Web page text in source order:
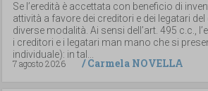
Se l’eredità è accettata con beneficio di
attività a favore dei creditori e dei legatari
diverse modalità. Ai sensi dell’art. 495 c.c.,
i creditori e i legatari man mano che si
individuale): in tal...
7 agosto 2026
/Carmela NOVELLA